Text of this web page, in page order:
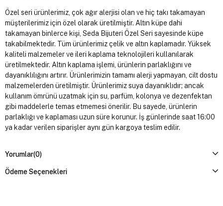
Özel seri ürünlerimiz, çok ağır alerjisi olan ve hiç takı takamayan
müşterilerimiz için özel olarak üretilmiştir. Altın küpe dahi
takamayan binlerce kişi, Seda Bijuteri Özel Seri sayesinde küpe
takabilmektedir. Tüm ürünlerimiz çelik ve altın kaplamadır. Yüksek
kaliteli malzemeler ve ileri kaplama teknolojileri kullanılarak
üretilmektedir. Altın kaplama işlemi, ürünlerin parlaklığını ve
dayanıklılığını artırır. Ürünlerimizin tamamı alerji yapmayan, cilt dostu
malzemelerden üretilmiştir. Ürünlerimiz suya dayanıklıdır; ancak
kullanım ömrünü uzatmak için su, parfüm, kolonya ve dezenfektan
gibi maddelerle temas etmemesi önerilir. Bu sayede, ürünlerin
parlaklığı ve kaplaması uzun süre korunur. İş günlerinde saat 16:00
ya kadar verilen siparişler aynı gün kargoya teslim edilir.
Yorumlar(0)
Ödeme Seçenekleri